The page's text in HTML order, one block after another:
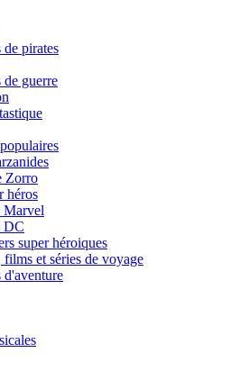
de pirates
de guerre
Zorro
héros
Marvel
DC
super héroiques
et séries de voyage
d'aventure